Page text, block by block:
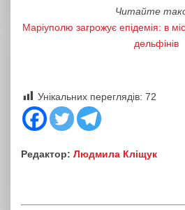
Читайте
Маріуполю загрожує епідемія: в
дельфінів
Унікальних переглядів: 72
Редактор: Людмила Кліщук